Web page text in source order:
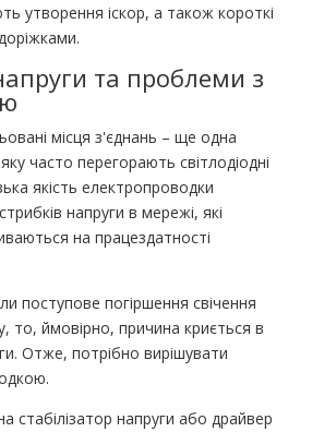
утворення іскор, а також короткі
та проблеми з
місця з'єднань – ще одна
часто перегорають світлодіодні
якість електропроводки
напруги в мережі, які
на працездатності
поступове погіршення свічення
то, ймовірно, причина криється в
Отже, потрібно вирішувати
стабілізатор напруги або драйвер